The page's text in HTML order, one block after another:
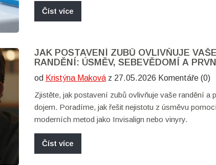
Číst více
JAK POSTAVENÍ ZUBŮ OVLIVŇUJE VAŠE
RANDĚNÍ: ÚSMĚV, SEBEVĚDOMÍ A PRVNÍ
DOJEM
od Kristýna Makováz 27.05.2026 Komentáře (0)
Zjistěte, jak postavení zubů ovlivňuje vaše randění a
dojem. Poradíme, jak řešit nejistotu z úsměvu
moderních metod jako Invisalign nebo vinyry.
Číst více